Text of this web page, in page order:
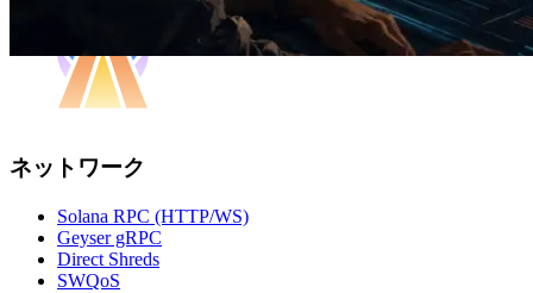
ネットワーク
Solana RPC (HTTP/WS)
Geyser gRPC
Direct Shreds
SWQoS